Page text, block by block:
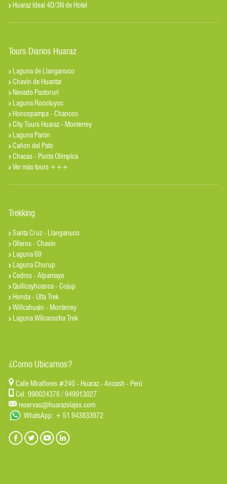
Huaraz Ideal 4D/3N de Hotel
Tours Diarios Huaraz
Laguna de Llanganuco
Chavin de Huantar
Nevado Pastoruri
Laguna Rocotuyoc
Honcopampa - Chancos
City Tours Huaraz - Monterrey
Laguna Parón
Cañon del Pato
Chacas - Punta Olímpica
Ver más tours +++
Trekking
Santa Cruz - Llanganuco
Olleros - Chavín
Laguna 69
Laguna Churup
Cedros - Alpamayo
Quillcayhuanca - Cojup
Honda - Ulta Trek
Willcahuain - Monterrey
Laguna Wilcacocha Trek
¿Como Ubicarnos?
Calle Miraflores #240 - Huaraz - Ancash - Perú
Cel: 990024376 / 949913027
reservas@huarazviajes.com
WhatsApp: + 51 943833972